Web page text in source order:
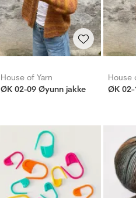
House of Yarn
ØK 02-09 Øyunn jakke
House
ØK